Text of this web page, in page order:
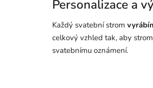
Personalizace a
Každý svatební strom
celkový vzhled tak, aby
svatebnímu oznámení.